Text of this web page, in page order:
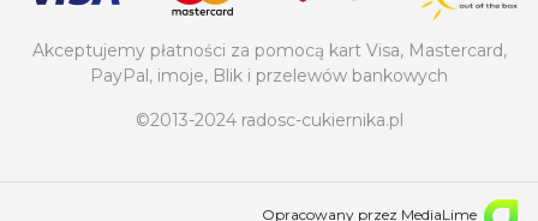
Akceptujemy płatności za pomocą kart Visa, Mastercard,
PayPal, imoje, Blik i przelewów bankowych
©2013-2024 radosc-cukiernika.pl
Opracowany przez MediaLime